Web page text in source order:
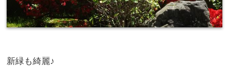
新緑も綺麗♪